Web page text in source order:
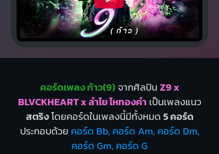
คอร์ดเพลง ก้าว(9)จากศิลปิน Z9 x
BLVCKHEART x ลำไย ไหทองคำ เป็นเพลงแนว
สตริงโดยคอร์ดในเพลงนี้มีทั้งหมด 5 คอร์ด
ประกอบด้วย คอร์ด Bb, คอร์ด Am, คอร์ด Dm,
คอร์ด Gm, คอร์ด G